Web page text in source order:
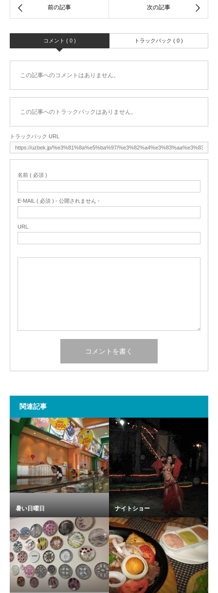
コメント ( 0 ) トラックバック ( 0 )
この記事へのコメントはありません。
この記事へのトラックバックはありません。
トラックバック URL
名前 ( 必須 )
E-MAIL ( 必須 ) - 公開されません -
URL
関連記事
暑い日曜日 ナイトショー